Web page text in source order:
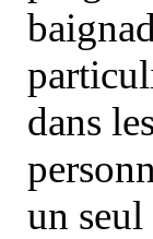
dans
un